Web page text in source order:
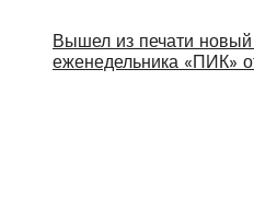
Вышел из печати
еженедельника «ПИК»